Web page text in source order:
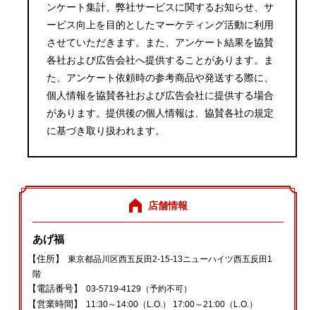
ンケート集計、弊社サービスに関するお知らせ、サ
ービス向上を目的としたマーケティング活動に利用
させていただきます。また、アンケート結果を協賛
各社および広告会社へ提供することがあります。ま
た、アンケート依頼時の参考商品や発送する際に、
個人情報を協賛各社および広告会社に提供する場合
があります。提供後の個人情報は、協賛各社の規定
に基づき取り扱われます。
店舗情報
あげ福
【住所】
東京都品川区西五反田2‐15‐13ニューハイツ西五反田1
階
【電話番号】 03‐5719‐4129（予約不可）
【営業時間】 11:30～14:00（L.O.） 17:00～21:00（L.O.）